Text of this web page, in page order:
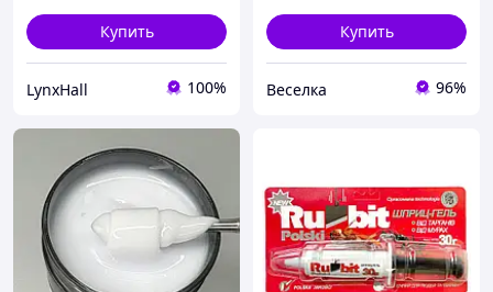
Купить
LynxHall 100%
Купить
Веселка 96%